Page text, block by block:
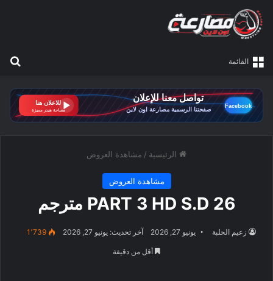
القائمة
الرئيسية / مشاهدة العروض
مشاهدة العروض
PART 3 HD S.D 26 مترجم
زعيم الحلبة يونيو 27, 2026 آخر تحديث: يونيو 27, 2026 1٬739
أقل من دقيقة